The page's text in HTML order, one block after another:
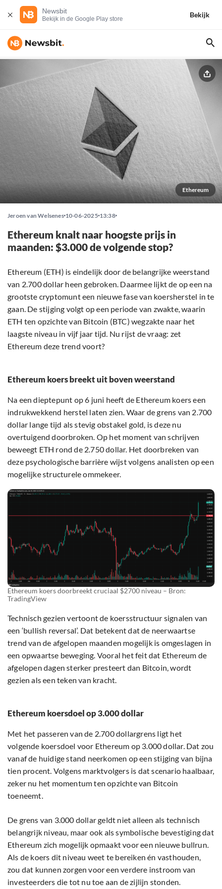
Newsbit
Bekijk in de Google Play store
Bekijk
Ethereum
Jeroen van Welsenes 10-06-2025 13:38
Ethereum knalt naar hoogste prijs in
maanden: $3.000 de volgende stop?
Ethereum (ETH) is eindelijk door de belangrijke weerstand
van 2.700 dollar heen gebroken. Daarmee lijkt de op een na
grootste cryptomunt een nieuwe fase van koersherstel in te
gaan. De stijging volgt op een periode van zwakte, waarin
ETH ten opzichte van Bitcoin (BTC) wegzakte naar het
laagste niveau in vijf jaar tijd. Nu rijst de vraag: zet
Ethereum deze trend voort?
Ethereum koers breekt uit boven weerstand
Na een dieptepunt op 6 juni heeft de Ethereum koers een
indrukwekkend herstel laten zien. Waar de grens van 2.700
dollar lange tijd als stevig obstakel gold, is deze nu
overtuigend doorbroken. Op het moment van schrijven
beweegt ETH rond de 2.750 dollar. Het doorbreken van
deze psychologische barrière wijst volgens analisten op een
mogelijke structurele ommekeer.
Ethereum koers doorbreekt cruciaal $2700 niveau – Bron:
TradingView
Technisch gezien vertoont de koersstructuur signalen van
een ‘bullish reversal’. Dat betekent dat de neerwaartse
trend van de afgelopen maanden mogelijk is omgeslagen in
een opwaartse beweging. Vooral het feit dat Ethereum de
afgelopen dagen sterker presteert dan Bitcoin, wordt
gezien als een teken van kracht.
Ethereum koersdoel op 3.000 dollar
Met het passeren van de 2.700 dollargrens ligt het
volgende koersdoel voor Ethereum op 3.000 dollar. Dat zou
vanaf de huidige stand neerkomen op een stijging van bijna
tien procent. Volgens marktvolgers is dat scenario haalbaar,
zeker nu het momentum ten opzichte van Bitcoin
toeneemt.
De grens van 3.000 dollar geldt niet alleen als technisch
belangrijk niveau, maar ook als symbolische bevestiging dat
Ethereum zich mogelijk opmaakt voor een nieuwe bullrun.
Als de koers dit niveau weet te bereiken én vasthouden,
zou dat kunnen zorgen voor een verdere instroom van
investeerders die tot nu toe aan de zijlijn stonden.